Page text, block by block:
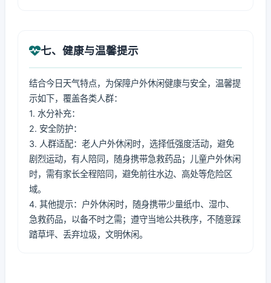
七、健康与温馨提示
结合今日天气特点，为保障户外休闲健康与安全，温馨提
示如下，覆盖各类人群：
1. 水分补充：
2. 安全防护：
3. 人群适配：老人户外休闲时，选择低强度活动，避免
剧烈运动，有人陪同，随身携带急救药品；儿童户外休闲
时，需有家长全程陪同，避免前往水边、高处等危险区
域。
4. 其他提示：户外休闲时，随身携带少量纸巾、湿巾、
急救药品，以备不时之需；遵守当地公共秩序，不随意踩
踏草坪、丢弃垃圾，文明休闲。